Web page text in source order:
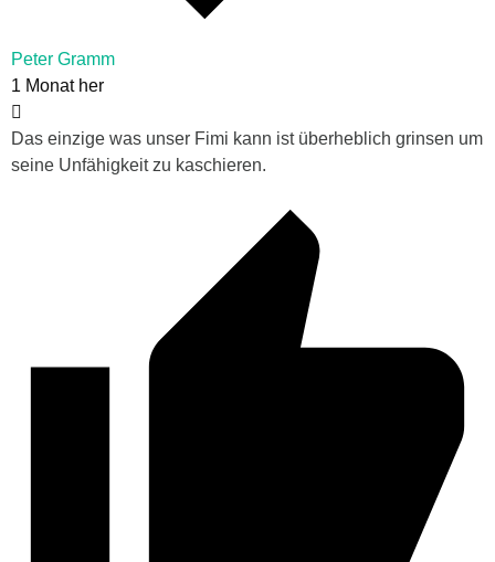
Peter Gramm
1 Monat her
Das einzige was unser Fimi kann ist überheblich grinsen um
seine Unfähigkeit zu kaschieren.